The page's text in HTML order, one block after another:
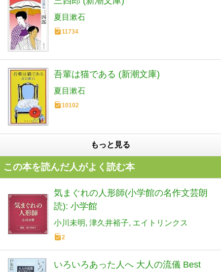
夏目漱石
11734
吾輩は猫である (新潮文庫)
夏目漱石
10102
もっと見る
この本を読んだ人がよく読む本
気まぐれの人形師(小学館の名作文芸朗
読): 小学館
小川未明 津久井裕子 エイトリンクス
2
いろいろあった人へ 大人の流儀 Best